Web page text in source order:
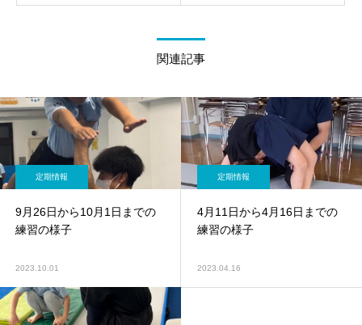
関連記事
定期情報
9月26日から10月1日までの
練習の様子
2023.10.01
定期情報
4月11日から4月16日までの
練習の様子
2023.04.16